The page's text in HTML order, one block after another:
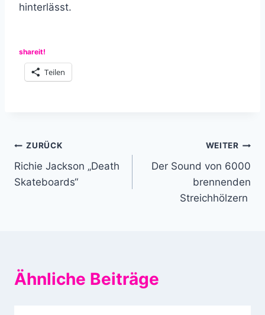
hinterlässt.
shareit!
Teilen
Beitragsnavigation
ZURÜCK
Richie Jackson „Death
Skateboards“
WEITER
Der Sound von 6000
brennenden
Streichhölzern
Ähnliche Beiträge